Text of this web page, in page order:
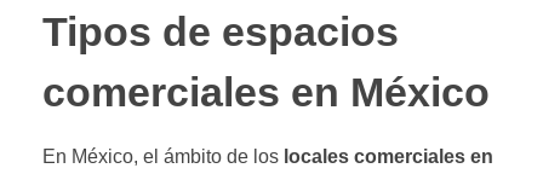
Tipos de espacios
comerciales en México
En México, el ámbito de los locales comerciales en